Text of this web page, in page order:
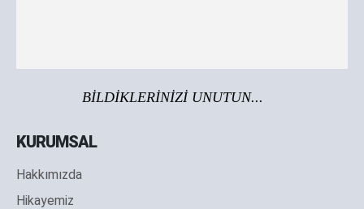
BİLDİKLERİNİZİ UNUTUN...
KURUMSAL
Hakkımızda
Hikayemiz